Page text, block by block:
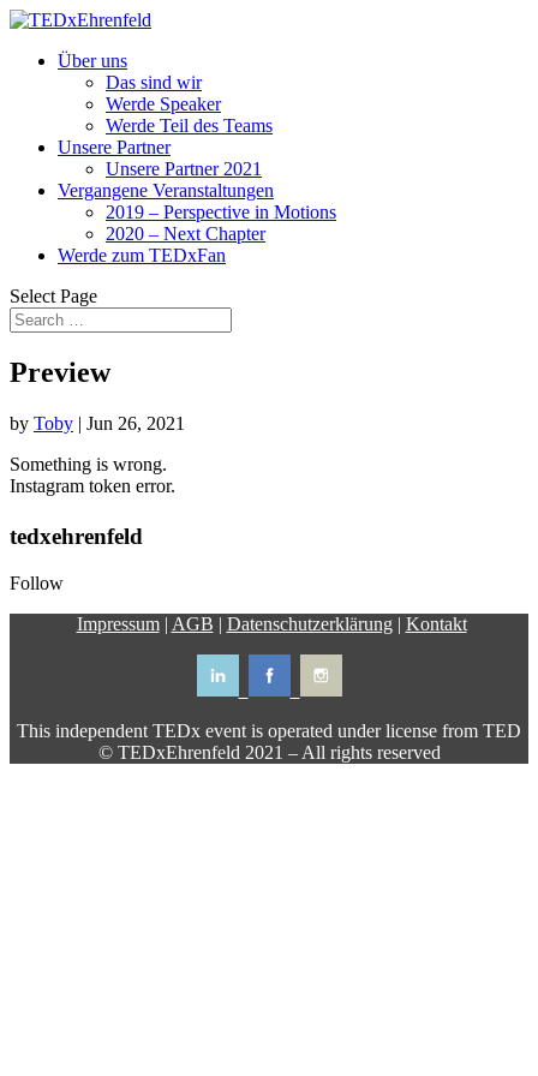
Über uns
Das sind wir
Werde Speaker
Werde Teil des Teams
Unsere Partner
Unsere Partner 2021
Vergangene Veranstaltungen
2019 – Perspective in Motions
2020 – Next Chapter
Werde zum TEDxFan
Select Page
Preview
by Toby | Jun 26, 2021
Something is wrong.
Instagram token error.
tedxehrenfeld
Follow
Impressum| AGB | Datenschutzerklärung| Kontakt
This independent TEDx event is operated under license from TED
© TEDxEhrenfeld 2021 – All rights reserved